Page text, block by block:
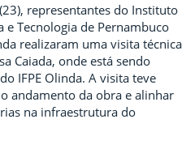
representantes do Instituto
e Tecnologia de Pernambuco
realizaram uma visita técnica
Caiada, onde está sendo
IFPE Olinda. A visita teve
andamento da obra e alinhar
na infraestrutura do